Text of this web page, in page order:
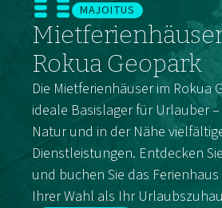
MAJOITUS
Rokua Geopark
Die Mietferienhäuser im Rokua
ideale Basislager für Urlauber
Natur und in der Nähe
Dienstleistungen. Entdecken
und buchen Sie das
Ihrer Wahl als Ihr